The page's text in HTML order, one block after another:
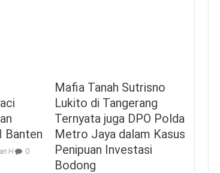
Banten
H 0
Mafia Tanah Sutrisno
Lukito di Tangerang
Ternyata juga DPO Polda
Metro Jaya dalam Kasus
Penipuan Investasi
Bodong